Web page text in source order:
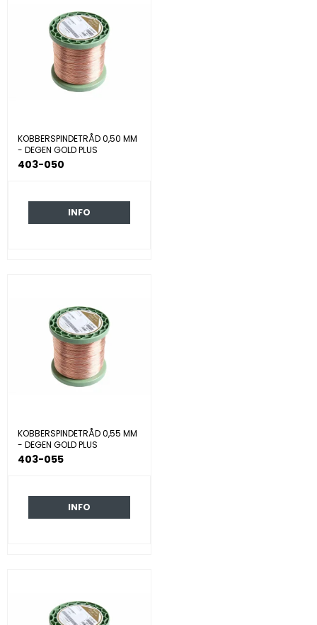
KOBBERSPINDETRÅD 0,50 MM
- DEGEN GOLD PLUS
403-050
INFO
KOBBERSPINDETRÅD 0,55 MM
- DEGEN GOLD PLUS
403-055
INFO